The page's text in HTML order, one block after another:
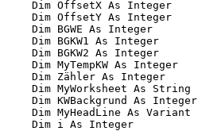
    Dim OffsetX As Integer
    Dim OffsetY As Integer
    Dim BGWE As Integer
    Dim BGKW1 As Integer
    Dim BGKW2 As Integer
    Dim MyTempKW As Integer
    Dim Zähler As Integer
    Dim MyWorksheet As String
    Dim KWBackgrund As Integer
    Dim MyHeadLine As Variant
    Dim i As Integer